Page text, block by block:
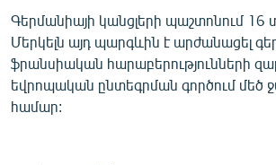
Գերմանիայի կանցլերի պաշտոնում
Մերկելն այդ պարգևին է արժանացել
ֆրանսիական հարաբերությունների
եվրոպական ընտեգրման գործում մեծ
համար: